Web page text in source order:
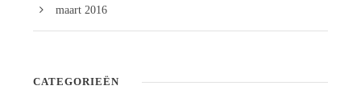
maart 2016
CATEGORIEËN